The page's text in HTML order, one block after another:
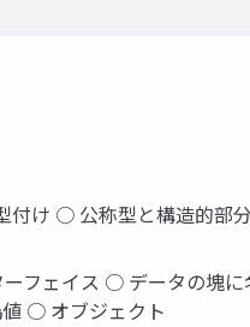
け ○ 公称型と構造的部
フェイス ○ データの塊に
○ オブジェクト